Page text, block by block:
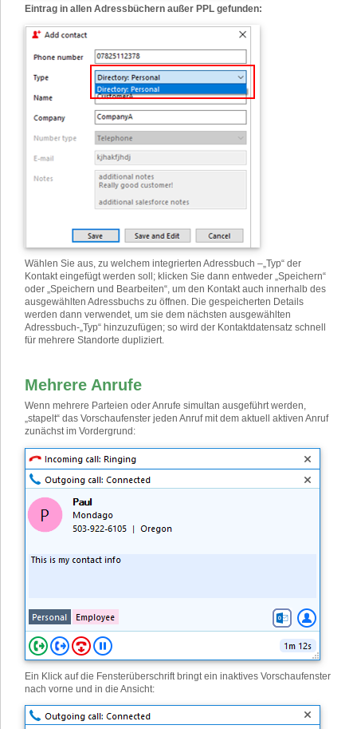
Eintrag in allen Adressbüchern außer PPL gefunden:
Wählen Sie aus, zu welchem integrierten Adressbuch –„Typ“ der
Kontakt eingefügt werden soll; klicken Sie dann entweder „Speichern“
oder „Speichern und Bearbeiten“, um den Kontakt auch innerhalb des
ausgewählten Adressbuchs zu öffnen. Die gespeicherten Details
werden dann verwendet, um sie dem nächsten ausgewählten
Adressbuch-„Typ“ hinzuzufügen; so wird der Kontaktdatensatz schnell
für mehrere Standorte dupliziert.
Mehrere Anrufe
Wenn mehrere Parteien oder Anrufe simultan ausgeführt werden,
„stapelt“ das Vorschaufenster jeden Anruf mit dem aktuell aktiven Anruf
zunächst im Vordergrund:
Ein Klick auf die Fensterüberschrift bringt ein inaktives Vorschaufenster
nach vorne und in die Ansicht: